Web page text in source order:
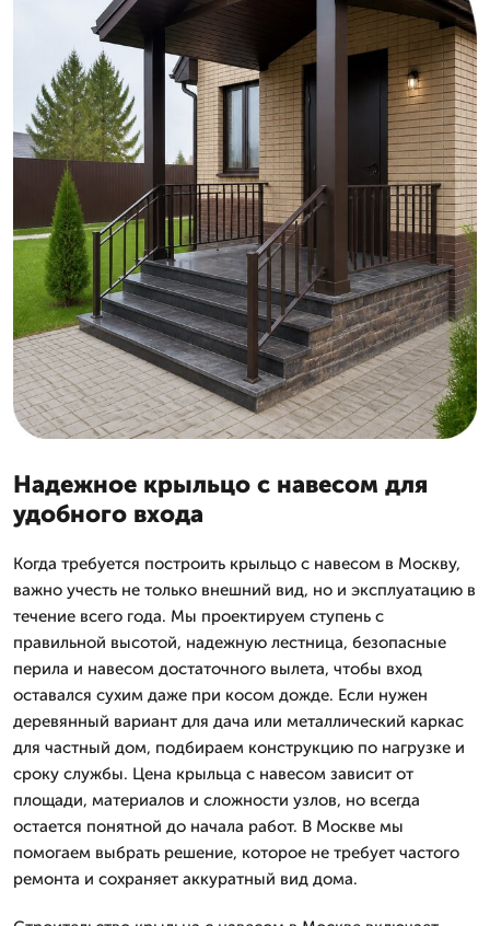
Надежное крыльцо с навесом для
удобного входа
Когда требуется построить крыльцо с навесом в Москву,
важно учесть не только внешний вид, но и эксплуатацию в
течение всего года. Мы проектируем ступень с
правильной высотой, надежную лестница, безопасные
перила и навесом достаточного вылета, чтобы вход
оставался сухим даже при косом дожде. Если нужен
деревянный вариант для дача или металлический каркас
для частный дом, подбираем конструкцию по нагрузке и
сроку службы. Цена крыльца с навесом зависит от
площади, материалов и сложности узлов, но всегда
остается понятной до начала работ. В Москве мы
помогаем выбрать решение, которое не требует частого
ремонта и сохраняет аккуратный вид дома.